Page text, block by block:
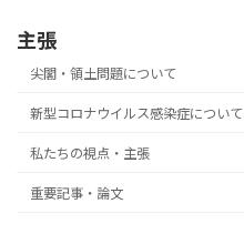
主張
尖閣・領土問題について
新型コロナウイルス感染症について
私たちの視点・主張
重要記事・論文